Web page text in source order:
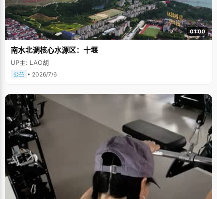
01:00
南水北调核心水源区：十堰
UP主: LAO胡
公益 • 2026/7/6